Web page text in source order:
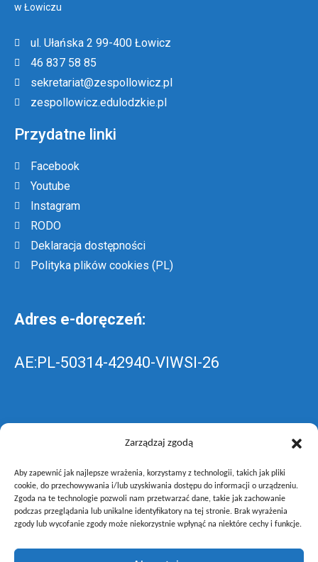
Zarządzaj zgodą
Aby zapewnić jak najlepsze wrażenia, korzystamy z technologii, takich jak pliki
cookie, do przechowywania i/lub uzyskiwania dostępu do informacji o urządzeniu.
Zgoda na te technologie pozwoli nam przetwarzać dane, takie jak zachowanie
podczas przeglądania lub unikalne identyfikatory na tej stronie. Brak wyrażenia
zgody lub wycofanie zgody może niekorzystnie wpłynąć na niektóre cechy i funkcje.
w Łowiczu
ul. Ułańska 2 99-400 Łowicz
46 837 58 85
sekretariat@zespollowicz.pl
zespollowicz.edulodzkie.pl
Przydatne linki
Facebook
Youtube
Instagram
RODO
Deklaracja dostępności
Polityka plików cookies (PL)
Adres e-doręczeń:
AE:PL-50314-42940-VIWSI-26
Skrzynka EPUAP: ZespolLowicz
wyślij pismo ogólne do szkoły –poprzez
gov.pl